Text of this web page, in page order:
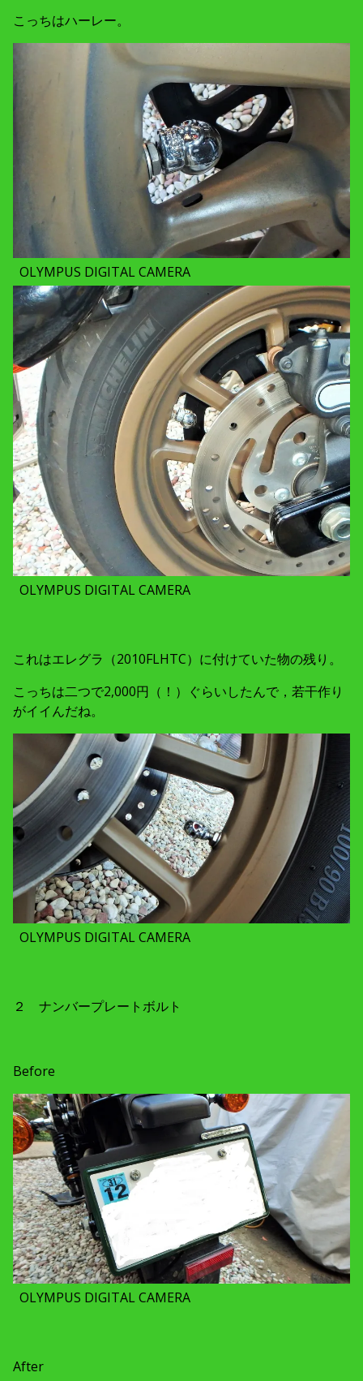
こっちはハーレー。
OLYMPUS DIGITAL CAMERA
OLYMPUS DIGITAL CAMERA
これはエレグラ（2010FLHTC）に付けていた物の残り。
こっちは二つで2,000円（！）ぐらいしたんで，若干作り
がイイんだね。
OLYMPUS DIGITAL CAMERA
２ ナンバープレートボルト
Before
OLYMPUS DIGITAL CAMERA
After